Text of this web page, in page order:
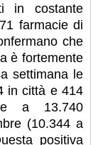
in costante
farmacie di
che
è fortemente
settimana le
in città e 414
a 13.740
(10.344 a
positiva